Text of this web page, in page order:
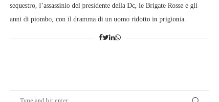
sequestro, l’assassinio del presidente della Dc, le Brigate Rosse e gli
anni di piombo, con il dramma di un uomo ridotto in prigionia.